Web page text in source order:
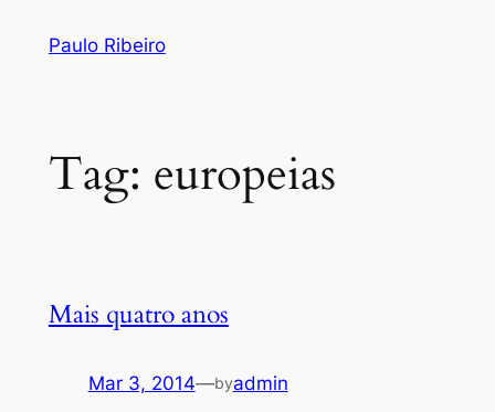
Paulo Ribeiro
Tag: europeias
Mais quatro anos
Mar 3, 2014—byadmin